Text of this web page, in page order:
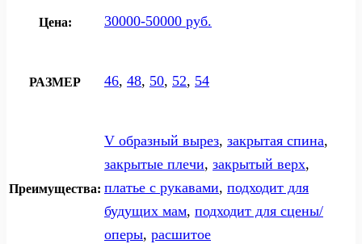
Цена: 30000-50000 руб.
РАЗМЕР 46, 48, 50, 52, 54
Преимущества:
V образный вырез, закрытая спина,
закрытые плечи, закрытый верх,
платье с рукавами, подходит для
будущих мам, подходит для сцены/
оперы, расшитое